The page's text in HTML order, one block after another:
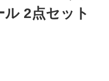
2点セット